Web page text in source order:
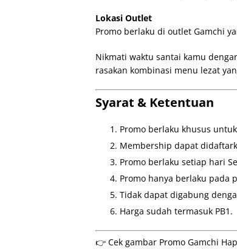
Lokasi Outlet
Promo berlaku di outlet Gamchi
Nikmati waktu santai kamu
rasakan kombinasi menu lezat
Syarat & Ketentuan
Promo berlaku khusus
Membership dapat
Promo berlaku setiap hari
Promo hanya berlaku pada
Tidak dapat digabung
Harga sudah termasuk PB1.
👉 Cek gambar Promo Gamchi